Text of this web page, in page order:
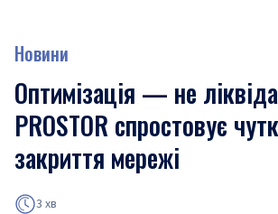
Новини
Оптимізація — не
PROSTOR спростовує
закриття мережі
3 хв